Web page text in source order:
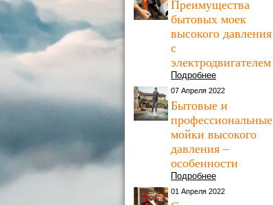
Преимущества
бытовых моек
высокого давления
с
электродвигателем
Подробнее
07 Апреля 2022
Бытовые и
профессиональные
мойки высокого
давления –
особенности
Подробнее
01 Апреля 2022